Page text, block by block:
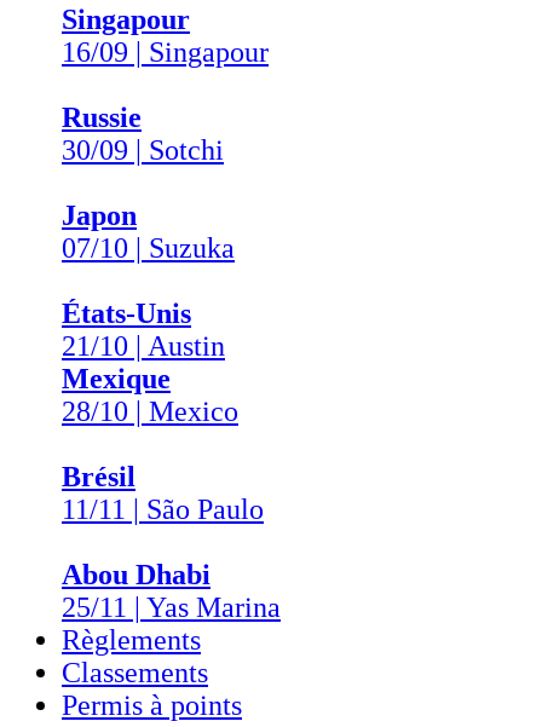
Singapour
16/09 | Singapour
Russie
30/09 | Sotchi
Japon
07/10 | Suzuka
États-Unis
21/10 | Austin
Mexique
28/10 | Mexico
Brésil
11/11 | São Paulo
Abou Dhabi
25/11 | Yas Marina
Règlements
Classements
Permis à points